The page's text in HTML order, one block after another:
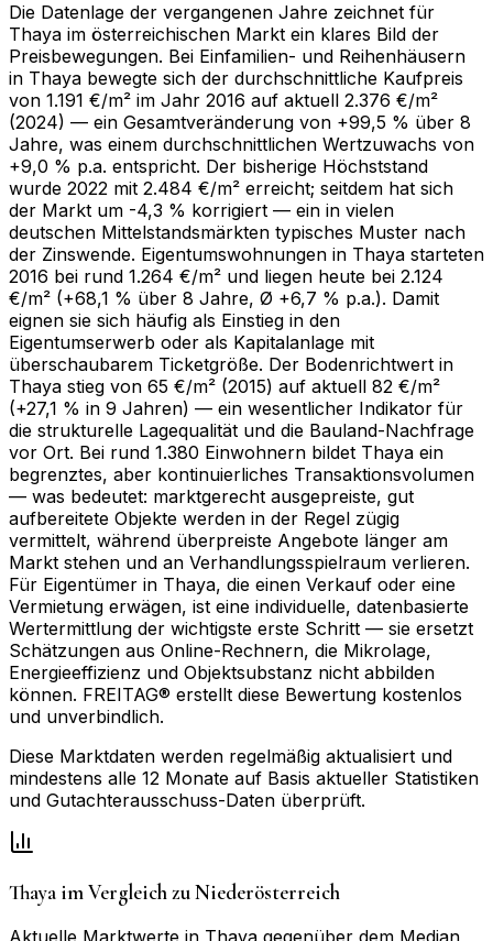
Die Datenlage der vergangenen Jahre zeichnet für
Thaya im österreichischen Markt ein klares Bild der
Preisbewegungen. Bei Einfamilien- und Reihenhäusern
in Thaya bewegte sich der durchschnittliche Kaufpreis
von 1.191 €/m² im Jahr 2016 auf aktuell 2.376 €/m²
(2024) — ein Gesamtveränderung von +99,5 % über 8
Jahre, was einem durchschnittlichen Wertzuwachs von
+9,0 % p.a. entspricht. Der bisherige Höchststand
wurde 2022 mit 2.484 €/m² erreicht; seitdem hat sich
der Markt um -4,3 % korrigiert — ein in vielen
deutschen Mittelstandsmärkten typisches Muster nach
der Zinswende. Eigentumswohnungen in Thaya starteten
2016 bei rund 1.264 €/m² und liegen heute bei 2.124
€/m² (+68,1 % über 8 Jahre, Ø +6,7 % p.a.). Damit
eignen sie sich häufig als Einstieg in den
Eigentumserwerb oder als Kapitalanlage mit
überschaubarem Ticketgröße. Der Bodenrichtwert in
Thaya stieg von 65 €/m² (2015) auf aktuell 82 €/m²
(+27,1 % in 9 Jahren) — ein wesentlicher Indikator für
die strukturelle Lagequalität und die Bauland-Nachfrage
vor Ort. Bei rund 1.380 Einwohnern bildet Thaya ein
begrenztes, aber kontinuierliches Transaktionsvolumen
— was bedeutet: marktgerecht ausgepreiste, gut
aufbereitete Objekte werden in der Regel zügig
vermittelt, während überpreiste Angebote länger am
Markt stehen und an Verhandlungsspielraum verlieren.
Für Eigentümer in Thaya, die einen Verkauf oder eine
Vermietung erwägen, ist eine individuelle, datenbasierte
Wertermittlung der wichtigste erste Schritt — sie ersetzt
Schätzungen aus Online-Rechnern, die Mikrolage,
Energieeffizienz und Objektsubstanz nicht abbilden
können. FREITAG® erstellt diese Bewertung kostenlos
und unverbindlich.
Diese Marktdaten werden regelmäßig aktualisiert und
mindestens alle 12 Monate auf Basis aktueller Statistiken
und Gutachterausschuss-Daten überprüft.
Thaya im Vergleich zuNiederösterreich
Aktuelle Marktwerte in Thaya gegenüber dem Median